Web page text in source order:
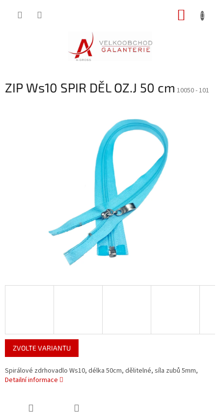
ZIP Ws10 SPIR DĚL OZ.J 50 cm 10050 - 101
ZVOLTE VARIANTU
Spirálové zdrhovadlo Ws10, délka 50cm, dělitelné, síla zubů 5mm,
Detailní informace